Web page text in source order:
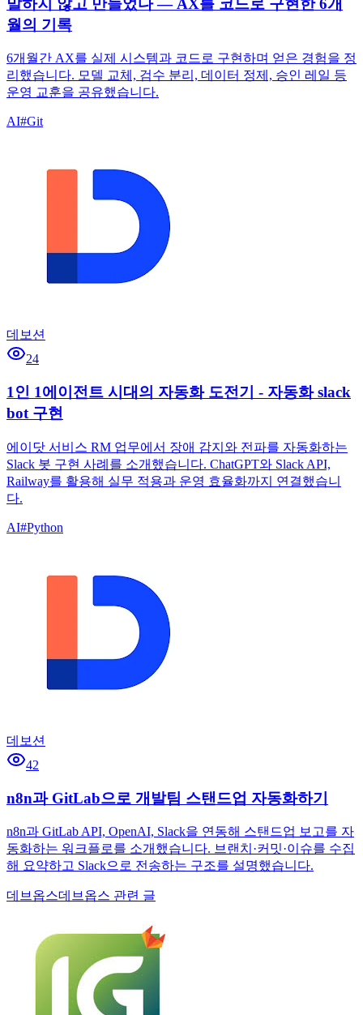
월의 기록
6개월간 AX를 실제 시스템과 코드로 구현하며 얻은 경험을 정
리했습니다. 모델 교체, 검수 분리, 데이터 정제, 승인 레일 등
운영 교훈을 공유했습니다.
AI#Git
데보션
24
1인 1에이전트 시대의 자동화 도전기 - 자동화 slack
bot 구현
에이닷 서비스 RM 업무에서 장애 감지와 전파를 자동화하는
Slack 봇 구현 사례를 소개했습니다. ChatGPT와 Slack API,
Railway를 활용해 실무 적용과 운영 효율화까지 연결했습니
다.
AI#Python
데보션
42
n8n과 GitLab으로 개발팀 스탠드업 자동화하기
n8n과 GitLab API, OpenAI, Slack을 연동해 스탠드업 보고를 자
동화하는 워크플로를 소개했습니다. 브랜치·커밋·이슈를 수집
해 요약하고 Slack으로 전송하는 구조를 설명했습니다.
데브옵스데브옵스 관련 글